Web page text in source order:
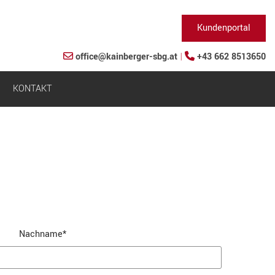
Kundenportal
 office@kainberger-sbg.at |  +43 662 8513650
KONTAKT
Nachname*